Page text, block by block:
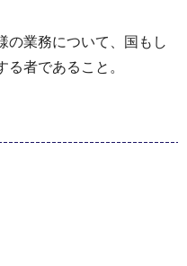
業務について、国もし
る者であること。